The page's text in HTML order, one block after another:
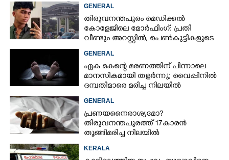
GENERAL
തിരുവനന്തപുരം മെഡിക്കൽ
കോളേജിലെ മോർഫിംഗ്: പ്രതി
വീണ്ടും അറസ്റ്റിൽ, പെൺകുട്ടികളുടെ
ചിത്രങ്ങളെടുത്തത് ഇൻസ്റ്റഗ്രാമിൽ
നിന്ന്
GENERAL
ഏക മകന്റെ മരണത്തിന് പിന്നാലെ
മാനസികമായി തളർന്നു; വൈപ്പിനിൽ
ദമ്പതിമാരെ മരിച്ച നിലയിൽ
കണ്ടെത്തി
GENERAL
പ്രണയനെെരാശ്യമോ?
തിരുവനന്തപുരത്ത് 17കാരൻ
തൂങ്ങിമരിച്ച നിലയിൽ
KERALA